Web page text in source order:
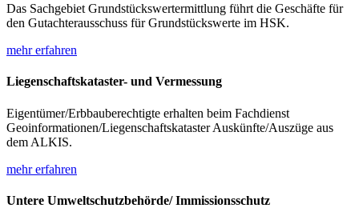
Das Sachgebiet Grundstückswertermittlung führt die Geschäfte für
den Gutachterausschuss für Grundstückswerte im HSK.
mehr erfahren
Liegenschaftskataster- und Vermessung
Eigentümer/Erbbauberechtigte erhalten beim Fachdienst
Geoinformationen/Liegenschaftskataster Auskünfte/Auszüge aus
dem ALKIS.
mehr erfahren
Untere Umweltschutzbehörde/ Immissionsschutz